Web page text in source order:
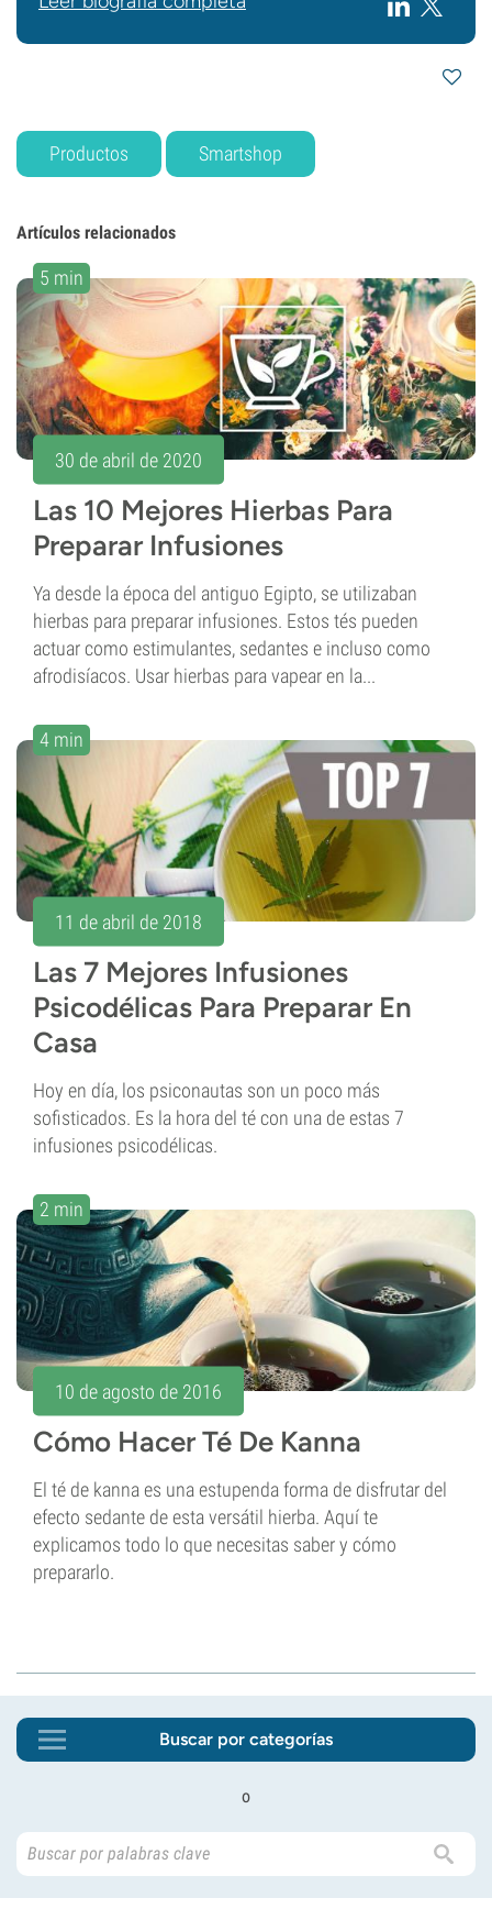
Productos Smartshop
Artículos relacionados
5 min
30 de abril de 2020
Las 10 Mejores Hierbas Para
Preparar Infusiones
Ya desde la época del antiguo Egipto, se utilizaban
hierbas para preparar infusiones. Estos tés pueden
actuar como estimulantes, sedantes e incluso como
afrodisíacos. Usar hierbas para vapear en la...
4 min
11 de abril de 2018
Las 7 Mejores Infusiones
Psicodélicas Para Preparar En
Casa
Hoy en día, los psiconautas son un poco más
sofisticados. Es la hora del té con una de estas 7
infusiones psicodélicas.
2 min
10 de agosto de 2016
Cómo Hacer Té De Kanna
El té de kanna es una estupenda forma de disfrutar del
efecto sedante de esta versátil hierba. Aquí te
explicamos todo lo que necesitas saber y cómo
prepararlo.
Buscar por categorías
o